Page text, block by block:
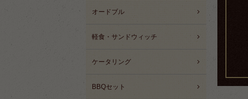
オードブル
軽食・サンドウィッチ
ケータリング
BBQセット